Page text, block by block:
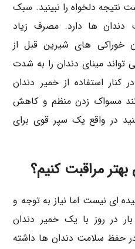
نتیجه دلخواه را نبینید. سبک
دندان ها دارد. مصرف زیاد
خوراکی های شیرین قبل از
مینای دندان را به شدت
استفاده از خمیر دندان
مسواک زدن منظم و کاهش
در واقع یک سپر قوی برای
مراقبت کنیم؟
ای نیست اما نیاز به توجه و
در روز با یک خمیر دندان
حفظ سلامت دندان ها داشته